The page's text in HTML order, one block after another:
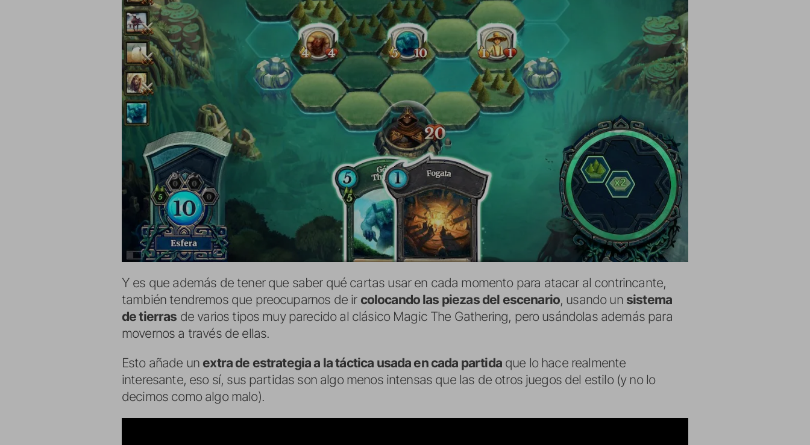
Y es que además de tener que saber qué cartas usar en cada momento para atacar al contrincante,
también tendremos que preocuparnos de ir colocando las piezas del escenario, usando un sistema
de tierras de varios tipos muy parecido al clásico Magic The Gathering, pero usándolas además para
movernos a través de ellas.
Esto añade un extra de estrategia a la táctica usada en cada partidaque lo hace realmente
interesante, eso sí, sus partidas son algo menos intensas que las de otros juegos del estilo (y no lo
decimos como algo malo).